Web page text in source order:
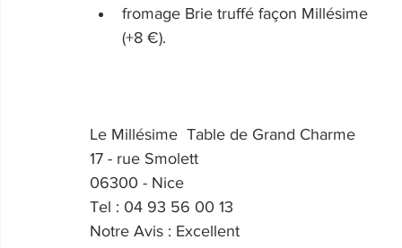
fromage Brie truffé façon Millésime
(+8 €).
Le Millésime  Table de Grand Charme
17 - rue Smolett
06300 - Nice
Tel : 04 93 56 00 13
Notre Avis : Excellent